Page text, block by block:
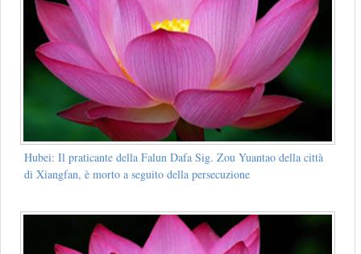
Hubei: Il praticante della Falun Dafa Sig. Zou Yuantao della città
di Xiangfan, è morto a seguito della persecuzione